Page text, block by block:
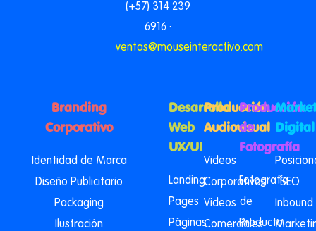
(+57) 314 239
6916 ·
ventas@mouseinteractivo.com
Branding
Corporativo
Identidad de Marca
Diseño Publicitario
Packaging
Ilustración
Desarrollo
Web
UX/UI
Landing
Pages
Páginas
Producción
Audiovisual
Videos
Corporativos
Videos
Comerciales
Producción
de
Fotografía
Fotografía
de
Producto
Digital
SEO
Inbound